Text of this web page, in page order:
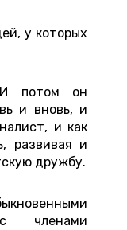
у которых
И потом он
и вновь, и
и как
развивая и
дружбу.
членами